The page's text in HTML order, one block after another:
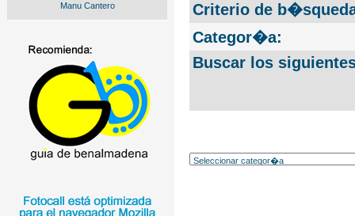
Manu Cantero
Criterio de
Categor�a:
Buscar los